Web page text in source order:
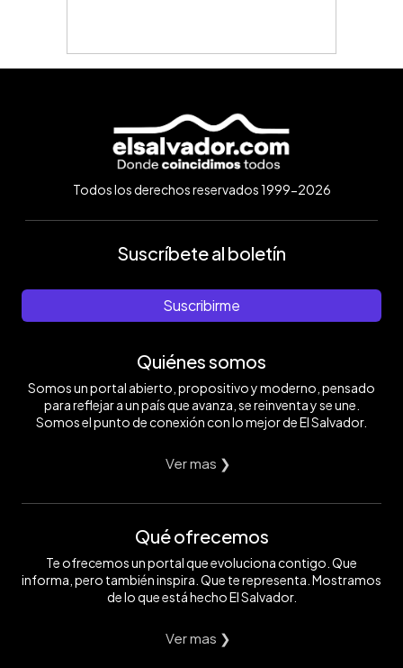
Todos los derechos reservados 1999-2026
Suscríbete al boletín
Suscribirme
Quiénes somos
Somos un portal abierto, propositivo y moderno, pensado
para reflejar a un país que avanza, se reinventa y se une.
Somos el punto de conexión con lo mejor de El Salvador.
Ver mas ❯
Qué ofrecemos
Te ofrecemos un portal que evoluciona contigo. Que
informa, pero también inspira. Que te representa. Mostramos
de lo que está hecho El Salvador.
Ver mas ❯